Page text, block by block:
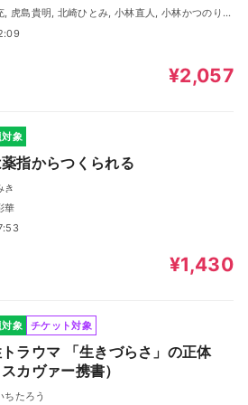
小日向みき, 青木千尋, 有賀朔彦, おおせまり, 佐藤
, 三浦まどか
¥2,057
象
指からつくられる
き
華
¥1,430
象 チケット対象
ラウマ 「生きづらさ」の正体
スカヴァー携書）
ちたろう